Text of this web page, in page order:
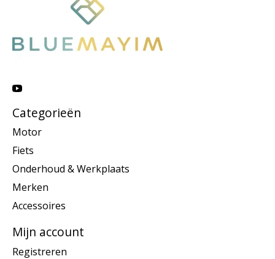
Categorieën
Motor
Fiets
Onderhoud & Werkplaats
Merken
Accessoires
Mijn account
Registreren